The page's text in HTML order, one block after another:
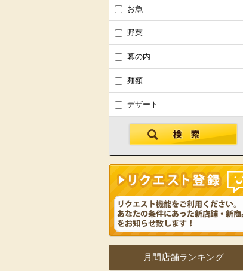
お魚
野菜
幕の内
麺類
デザート
月間店舗ランキング